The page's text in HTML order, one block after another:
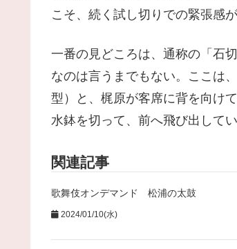
こそ、続く試し切りでの緊張感が
一番の見どころは、通称の「石
なのは言うまでもない。ここは
型）と、梶原が客席に背を向け
水鉢を切って、前へ飛び出してい
関連記事
歌舞伎オンデマンド 松浦の太鼓
2024/01/10(水)